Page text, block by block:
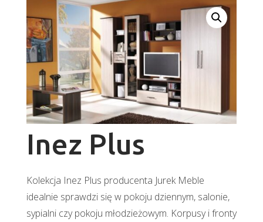
Inez Plus
Kolekcja Inez Plus producenta Jurek Meble
idealnie sprawdzi się w pokoju dziennym, salonie,
sypialni czy pokoju młodzieżowym. Korpusy i fronty